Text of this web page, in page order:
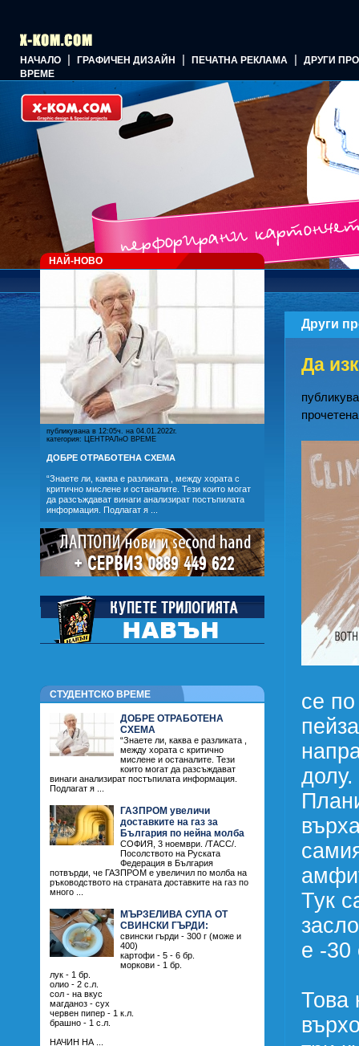
НАЧАЛО | ГРАФИЧЕН ДИЗАЙН | ПЕЧАТНА РЕКЛАМА |
ДРУГИ
ВРЕМЕ
НАЙ-НОВО
публикувана в 12:05ч. на 04.01.2022г.
категория: ЦЕНТРАЛнО ВРЕМЕ
ДОБРЕ ОТРАБОТЕНА СХЕМА
“Знаете ли, каква е разликата , между хората с
критично мислене и останалите. Тези които могат
да разсъждават винаги анализират постъпилата
информация. Подлагат я ...
СТУДЕНТСКО ВРЕМЕ
ДОБРЕ ОТРАБОТЕНА
СХЕМА
“Знаете ли, каква е разликата ,
между хората с критично
мислене и останалите. Тези
които могат да разсъждават
винаги анализират постъпилата информация.
Подлагат я ...
ГАЗПРОМ увеличи
доставките на газ за
България по нейна молба
СОФИЯ, 3 ноември. /ТАСС/.
Посолството на Руската
Федерация в България
потвърди, че ГАЗПРОМ е увеличил по молба на
ръководството на страната доставките на газ по
много ...
МЪРЗЕЛИВА СУПА ОТ
СВИНСКИ ГЪРДИ:
свински гърди - 300 г (може и
400)
картофи - 5 - 6 бр.
моркови - 1 бр.
лук - 1 бр.
олио - 2 с.л.
сол - на вкус
магданоз - сух
червен пипер - 1 к.л.
брашно - 1 с.л.
НАЧИН НА ...
Други
Да
се
долу.
Тук
е -30
Това